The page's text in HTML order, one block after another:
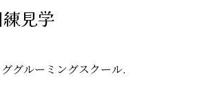
見学
グルーミングスクール.